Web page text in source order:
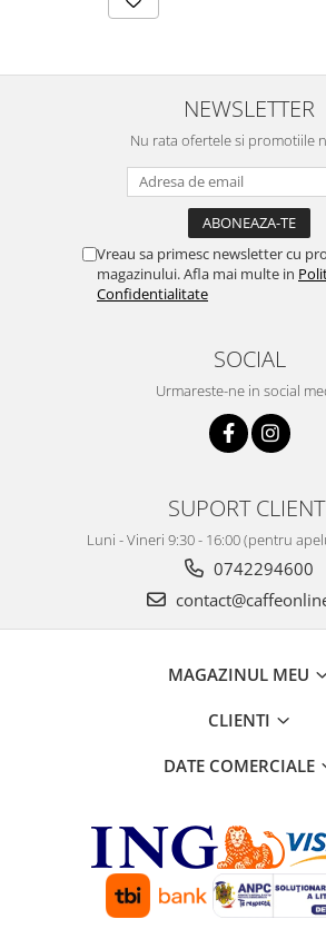
NEWSLETTER
Nu rata ofertele si promotiile
Vreau sa primesc newsletter cu
magazinului. Afla mai multe in
Confidentialitate
SOCIAL
Urmareste-ne in social
SUPORT
Luni - Vineri 9:30 - 16:00 (pentru
0742294600
MAGAZINUL MEU
CLIENTI
DATE COMERCIALE